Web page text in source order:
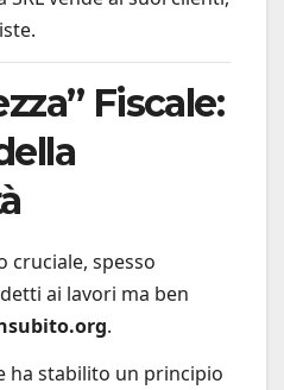
Fiscale:
cruciale, spesso
ai lavori ma ben
.
ha stabilito un principio